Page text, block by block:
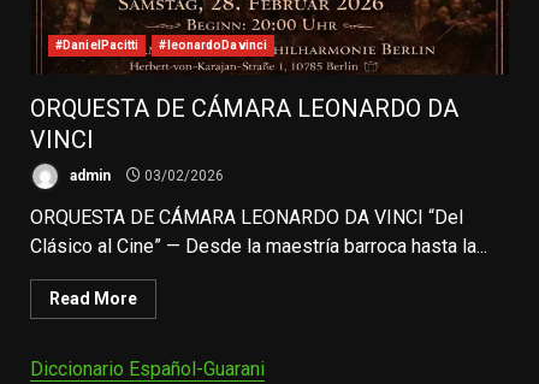
#DanielPacitti #leonardoDavinci
ORQUESTA DE CÁMARA LEONARDO DA
VINCI
admin 03/02/2026
ORQUESTA DE CÁMARA LEONARDO DA VINCI “Del
Clásico al Cine” — Desde la maestría barroca hasta la...
Read More
Diccionario Español-Guarani